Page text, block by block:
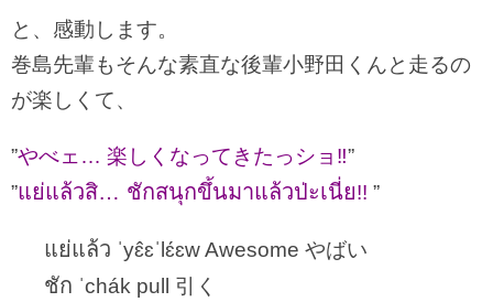
と、感動します。
巻島先輩もそんな素直な後輩小野田くんと走るの
が楽しくて、
”やべェ… 楽しくなってきたっショ‼︎”
”แย่แล้วสิ… ชักสนุกขึ้นมาแล้วป่ะเนี่ย!! ”
แย่แล้ว ˈyɛ̂ɛˈlɛ́ɛw Awesome やばい
ชัก ˈchák pull 引く